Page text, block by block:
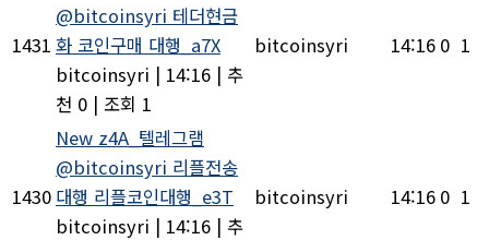
1431
@bitcoinsyri 테더현금
화 코인구매 대행_a7X
bitcoinsyri | 14:16 | 추
천 0 | 조회 1
bitcoinsyri 14:16 0 1
1430
New z4A_텔레그램
@bitcoinsyri 리플전송
대행 리플코인대행_e3T
bitcoinsyri | 14:16 | 추
bitcoinsyri 14:16 0 1